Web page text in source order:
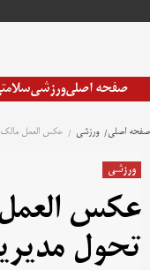
صفحه اصلیورزشی
صفحه اصلی ورزشی عکس العمل مالک
ورزشی
عکس العمل
تحول